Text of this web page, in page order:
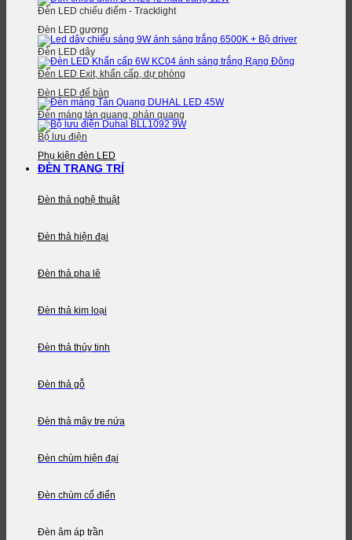
Đèn LED chiếu điểm - Tracklight
Đèn LED gương
Đèn LED dây
Đèn LED Exit, khẩn cấp, dự phòng
Đèn LED để bàn
Đèn máng tán quang, phản quang
Bộ lưu điện
Phụ kiện đèn LED
ĐÈN TRANG TRÍ
Đèn thả nghệ thuật
Đèn thả hiện đại
Đèn thả pha lê
Đèn thả kim loại
Đèn thả thủy tinh
Đèn thả gỗ
Đèn thả mây tre nứa
Đèn chùm hiện đại
Đèn chùm cổ điển
Đèn âm áp trần